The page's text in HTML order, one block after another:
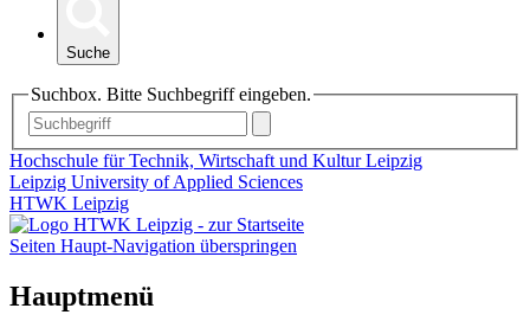
Suche
Suchbox. Bitte Suchbegriff eingeben.
Hochschule für Technik, Wirtschaft und Kultur Leipzig
Leipzig University of Applied Sciences
HTWK Leipzig
Seiten Haupt-Navigation überspringen
Hauptmenü